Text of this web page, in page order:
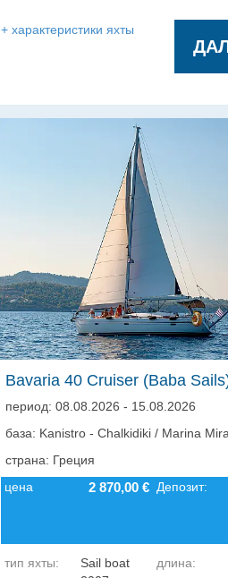
+ характеристики яхты
Bavaria 40 Cruiser (Baba
период: 08.08.2026 - 15.08.2026
база: Kanistro - Chalkidiki / Marina
страна: Греция
цена
2 870,00 € Депозит:
тип яхты:
Sail boat
длина: